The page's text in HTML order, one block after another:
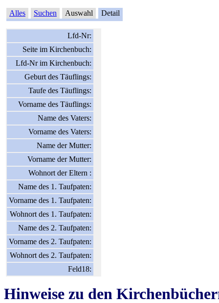
Alles Suchen Auswahl Detail
Lfd-Nr:
Seite im Kirchenbuch:
Lfd-Nr im Kirchenbuch:
Geburt des Täuflings:
Taufe des Täuflings:
Vorname des Täuflings:
Name des Vaters:
Vorname des Vaters:
Name der Mutter:
Vorname der Mutter:
Wohnort der Eltern :
Name des 1. Taufpaten:
Vorname des 1. Taufpaten:
Wohnort des 1. Taufpaten:
Name des 2. Taufpaten:
Vorname des 2. Taufpaten:
Wohnort des 2. Taufpaten:
Feld18:
Hinweise zu den